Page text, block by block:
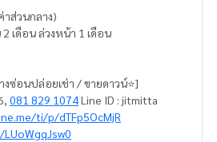
าส่วนกลาง)
เดือน ล่วงหน้า 1 เดือน
ซ่อนปล่อยเช่า / ขายดาวน์⭐️]
081 829 1074Line ID : jitmitta
ti/p/dTFp5OcMjR